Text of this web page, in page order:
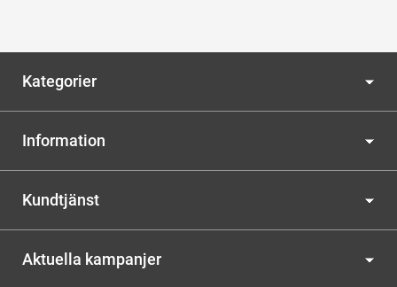
Kategorier
Information
Kundtjänst
Aktuella kampanjer